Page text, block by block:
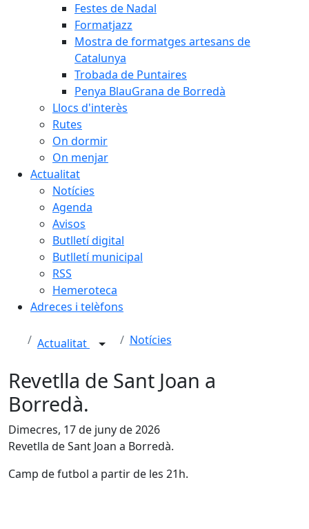
Festes de Nadal
Formatjazz
Mostra de formatges artesans de
Catalunya
Trobada de Puntaires
Penya BlauGrana de Borredà
Llocs d'interès
Rutes
On dormir
On menjar
Actualitat
Notícies
Agenda
Avisos
Butlletí digital
Butlletí municipal
RSS
Hemeroteca
Adreces i telèfons
Actualitat Notícies
Revetlla de Sant Joan a
Borredà.
Dimecres, 17 de juny de 2026
Revetlla de Sant Joan a Borredà.
Camp de futbol a partir de les 21h.